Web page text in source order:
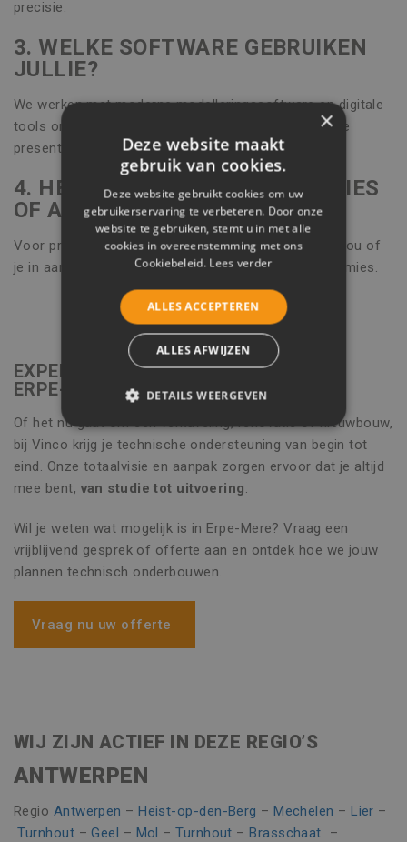
precisie.
3. WELKE SOFTWARE GEBRUIKEN
JULLIE?
We werken met moderne modelleringssoftware en digitale
tools om technische studies helder en nauwkeurig te
presenteren.
4. HEB IK OOK RECHT OP PREMIES
OF ADVIES OVER SUBSIDIES?
Voor projecten in Erpe-Mere bekijken we graag met jou of
je in aanmerking komt voor energie- of renovatiepremies.
EXPERTISE VOOR JOUW PROJECT IN
ERPE-MERE
Of het nu gaat om een verkaveling, renovatie of nieuwbouw,
bij Vinco krijg je technische ondersteuning van begin tot
eind. Onze totaalvisie en aanpak zorgen ervoor dat je altijd
mee bent, van studie tot uitvoering.
Wil je weten wat mogelijk is in Erpe-Mere? Vraag een
vrijblijvend gesprek of offerte aan en ontdek hoe we jouw
plannen technisch onderbouwen.
Vraag nu uw offerte
WIJ ZIJN ACTIEF IN DEZE REGIO’S
ANTWERPEN
Regio Antwerpen –Heist-op-den-Berg –Mechelen –Lier –
Turnhout –Geel – Mol –Turnhout –Brasschaat –
×
Deze website maakt
gebruik van cookies.
Deze website gebruikt cookies om uw
gebruikerservaring te verbeteren. Door onze
website te gebruiken, stemt u in met alle
cookies in overeenstemming met ons
Cookiebeleid. Lees verder
ALLES ACCEPTEREN
ALLES AFWIJZEN
DETAILS WEERGEVEN
STRIKT NOODZAKELIJK
PRESTATIE TARGETING
NIET-GECLASSIFICEERD
Strikt noodzakelijk
Targeting
zoals gebruikersaanmelding en accountbeheer.
De website kan niet goed worden gebruikt
zonder de strikt noodzakelijke cookies.
CookieScriptConsent
CookieScript
www.vincoengineering.be
1 maand